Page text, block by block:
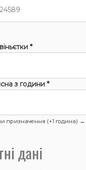
*
з години *
призначення (+1 година) →
дані